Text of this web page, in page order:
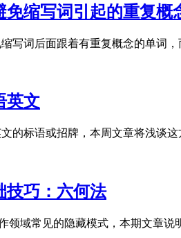
免缩写词引起的重复概
写词后面跟着有重复概念的单词
英文
的标语或招牌，本周文章将浅谈这
技巧：六何法
领域常见的隐藏模式，本期文章说